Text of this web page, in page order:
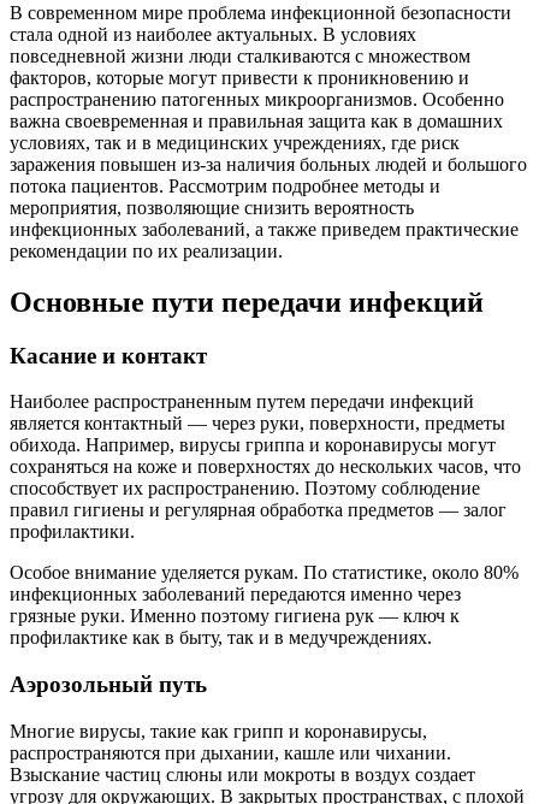
В современном мире проблема инфекционной безопасности
стала одной из наиболее актуальных. В условиях
повседневной жизни люди сталкиваются с множеством
факторов, которые могут привести к проникновению и
распространению патогенных микроорганизмов. Особенно
важна своевременная и правильная защита как в домашних
условиях, так и в медицинских учреждениях, где риск
заражения повышен из-за наличия больных людей и большого
потока пациентов. Рассмотрим подробнее методы и
мероприятия, позволяющие снизить вероятность
инфекционных заболеваний, а также приведем практические
рекомендации по их реализации.
Основные пути передачи инфекций
Касание и контакт
Наиболее распространенным путем передачи инфекций
является контактный — через руки, поверхности, предметы
обихода. Например, вирусы гриппа и коронавирусы могут
сохраняться на коже и поверхностях до нескольких часов, что
способствует их распространению. Поэтому соблюдение
правил гигиены и регулярная обработка предметов — залог
профилактики.
Особое внимание уделяется рукам. По статистике, около 80%
инфекционных заболеваний передаются именно через
грязные руки. Именно поэтому гигиена рук — ключ к
профилактике как в быту, так и в медучреждениях.
Аэрозольный путь
Многие вирусы, такие как грипп и коронавирусы,
распространяются при дыхании, кашле или чихании.
Взыскание частиц слюны или мокроты в воздух создает
угрозу для окружающих. В закрытых пространствах, с плохой